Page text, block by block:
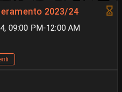
2023/24
09:00 PM-12:00 AM